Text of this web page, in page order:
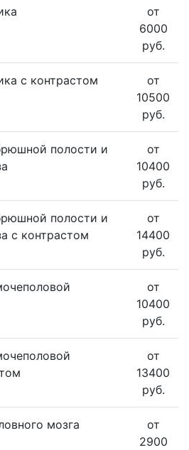
от
6000
руб.
с контрастом
от
10500
руб.
полости и
от
10400
руб.
полости и
с контрастом
от
14400
руб.
от
10400
руб.
от
13400
руб.
мозга
от
2900